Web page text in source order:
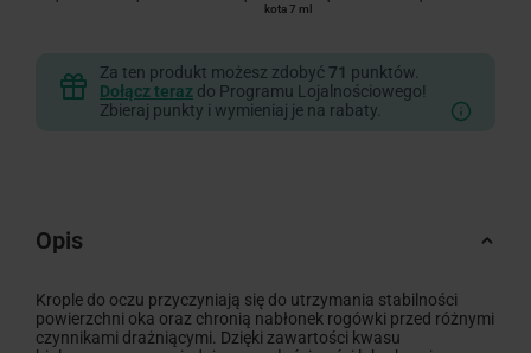
kota 7 ml
Za ten produkt możesz zdobyć 71 punktów.
Dołącz teraz do Programu Lojalnościowego!
Zbieraj punkty i wymieniaj je na rabaty.
Opis
Krople do oczu przyczyniają się do utrzymania stabilności
powierzchni oka oraz chronią nabłonek rogówki przed różnymi
czynnikami drażniącymi. Dzięki zawartości kwasu